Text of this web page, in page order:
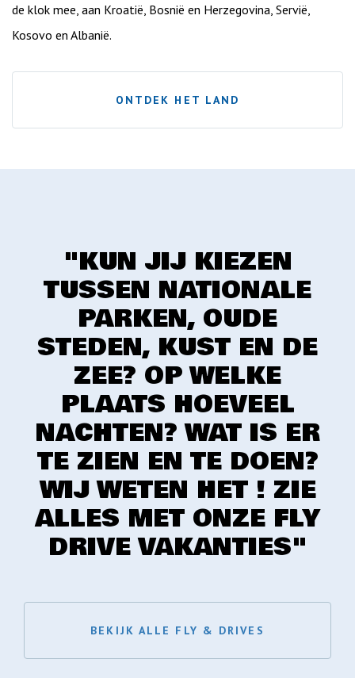
de klok mee, aan Kroatië, Bosnië en Herzegovina, Servië,
Kosovo en Albanië.
ONTDEK HET LAND
"KUN JIJ KIEZEN
TUSSEN NATIONALE
PARKEN, OUDE
STEDEN, KUST EN DE
ZEE? OP WELKE
PLAATS HOEVEEL
NACHTEN? WAT IS ER
TE ZIEN EN TE DOEN?
WIJ WETEN HET ! ZIE
ALLES MET ONZE FLY
DRIVE VAKANTIES"
BEKIJK ALLE FLY & DRIVES